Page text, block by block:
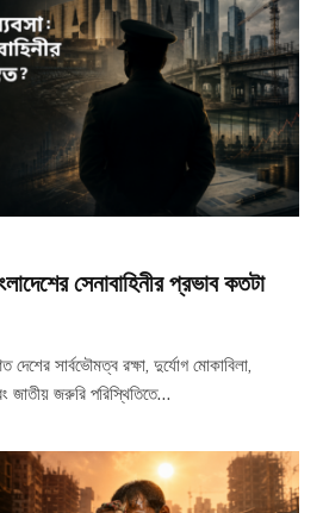
সেনাবাহিনীর প্রভাব কতটা
দেশের সার্বভৌমত্ব রক্ষা, দুর্যোগ মোকাবিলা,
জাতীয় জরুরি পরিস্থিতিতে…